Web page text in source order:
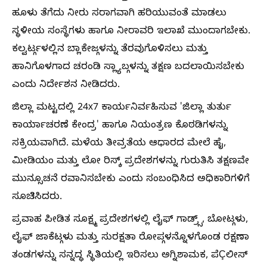
ಹೂಳು ತೆಗೆದು ನೀರು ಸರಾಗವಾಗಿ ಹರಿಯುವಂತೆ ಮಾಡಲು
ಸ್ಥಳೀಯ ಸಂಸ್ಥೆಗಳು ಹಾಗೂ ನೀರಾವರಿ ಇಲಾಖೆ ಮುಂದಾಗಬೇಕು.
ಕಲ್ವರ್ಟ್ಗಳಲ್ಲಿನ ಬ್ಲಾಕೇಜ್ಗಳನ್ನು ತೆರವುಗೊಳಿಸಲು ಮತ್ತು
ಹಾನಿಗೊಳಗಾದ ಚರಂಡಿ ಸ್ಲ್ಯಾಬ್ಗಳನ್ನು ತಕ್ಷಣ ಬದಲಾಯಿಸಬೇಕು
ಎಂದು ನಿರ್ದೇಶನ ನೀಡಿದರು.
ಜಿಲ್ಲಾ ಮಟ್ಟದಲ್ಲಿ 24x7 ಕಾರ್ಯನಿರ್ವಹಿಸುವ 'ಜಿಲ್ಲಾ ತುರ್ತು
ಕಾರ್ಯಾಚರಣೆ ಕೇಂದ್ರ' ಹಾಗೂ ನಿಯಂತ್ರಣ ಕೊಠಡಿಗಳನ್ನು
ಸಕ್ರಿಯವಾಗಿದೆ. ಮಳೆಯ ತೀವ್ರತೆಯ ಆಧಾರದ ಮೇಲೆ ಹೈ,
ಮೀಡಿಯಂ ಮತ್ತು ಲೋ ರಿಸ್ಕ್ ಪ್ರದೇಶಗಳನ್ನು ಗುರುತಿಸಿ ತಕ್ಷಣವೇ
ಮುನ್ಸೂಚನೆ ರವಾನಿಸಬೇಕು ಎಂದು ಸಂಬಂಧಿಸಿದ ಅಧಿಕಾರಿಗಳಿಗೆ
ಸೂಚಿಸಿದರು.
ಪ್ರವಾಹ ಪೀಡಿತ ಸೂಕ್ಷ್ಮ ಪ್ರದೇಶಗಳಲ್ಲಿ ಲೈಫ್ ಗಾಡ್ರ್ಸ್, ಬೋಟ್ಗಳು,
ಲೈಫ್ ಜಾಕೆಟ್ಗಳು ಮತ್ತು ಸುರಕ್ಷತಾ ರೋಪ್ಗಳನ್ನೊಳಗೊಂಡ ರಕ್ಷಣಾ
ತಂಡಗಳನ್ನು ಸನ್ನದ್ಧ ಸ್ಥಿತಿಯಲ್ಲಿ ಇರಿಸಲು ಅಗ್ನಿಶಾಮಕ, ಪೆÇಲೀಸ್